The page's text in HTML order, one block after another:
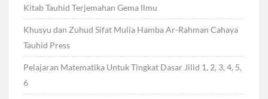
Kitab Tauhid Terjemahan Gema Ilmu
Khusyu dan Zuhud Sifat Mulia Hamba Ar-Rahman Cahaya
Tauhid Press
Pelajaran Matematika Untuk Tingkat Dasar Jilid 1, 2, 3, 4, 5,
6